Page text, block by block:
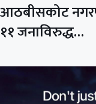
आठबीसकोट
११ जनाविरुद्ध…